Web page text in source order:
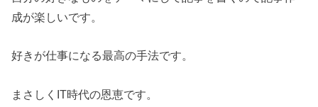
成が楽しいです。
好きが仕事になる最高の手法です。
まさしくIT時代の恩恵です。